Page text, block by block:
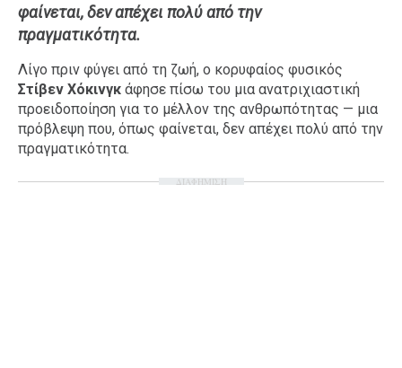
Ταξίδια
Style
Σπίτι
Family
Σχέσεις
AGENDA
φαίνεται, δεν απέχει πολύ από την
πραγματικότητα.
Λίγο πριν φύγει από τη ζωή, ο κορυφαίος φυσικός
Στίβεν Χόκινγκ άφησε πίσω του μια ανατριχιαστική
προειδοποίηση για το μέλλον της ανθρωπότητας — μια
πρόβλεψη που, όπως φαίνεται, δεν απέχει πολύ από την
πραγματικότητα.
ΔΙΑΦΗΜΙΣΗ